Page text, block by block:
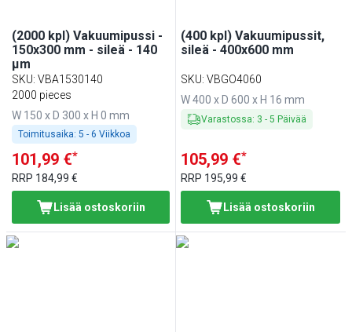
(2000 kpl) Vakuumipussi -
150x300 mm - sileä - 140
µm
SKU: VBA1530140
2000 pieces
W 150 x D 300 x H 0 mm
Toimitusaika: 5 - 6 Viikkoa
101,99 €*
RRP 184,99 €
Lisää ostoskoriin
(400 kpl) Vakuumipussit,
sileä - 400x600 mm
SKU:VBGO4060
W 400 x D 600 x H 16 mm
Varastossa: 3 -5 Päivää
105,99 €*
RRP 195,99 €
Lisää ostoskoriin